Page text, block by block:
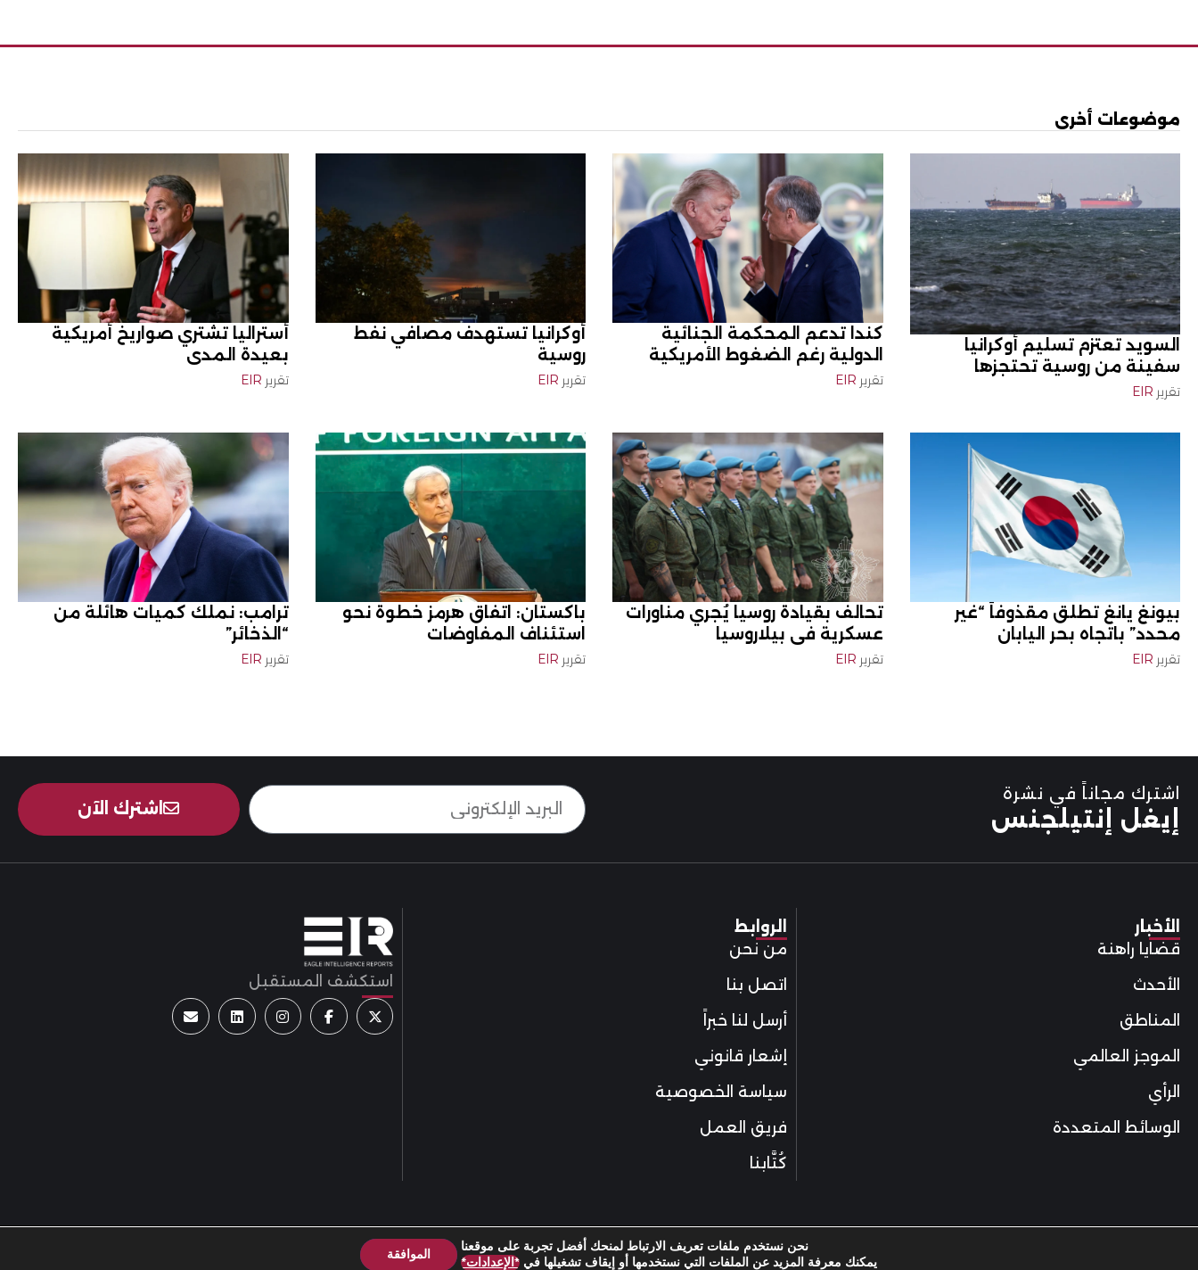
موضوعات أخرى
السويد تعتزم تسليم أوكرانيا
سفينة من روسية تحتجزها
تقرير EIR
كندا تدعم المحكمة الجنائية
الدولية رغم الضغوط الأمريكية
تقرير EIR
أوكرانيا تستهدف مصافي نفط
روسية
تقرير EIR
أستراليا تشتري صواريخ أمريكية
بعيدة المدى
تقرير EIR
بيونغ يانغ تطلق مقذوفاً “غير
محدد” باتجاه بحر اليابان
تقرير EIR
تحالف بقيادة روسيا يُجري مناورات
عسكرية في بيلاروسيا
تقرير EIR
باكستان: اتفاق هرمز خطوة نحو
استئناف المفاوضات
تقرير EIR
ترامب: نملك كميات هائلة من
“الذخائر”
تقرير EIR
اشترك مجاناً في نشرة
إيغل إنتيلجنس اشترك الآن
الأخبار
قضايا راهنة
الأحدث
المناطق
الموجز العالمي
الرأي
الوسائط المتعددة
الروابط
من نحن
اتصل بنا
أرسل لنا خبراً
إشعار قانوني
سياسة الخصوصية
فريق العمل
كُتَّابنا
استكشف المستقبل
نحن نستخدم ملفات تعريف الارتباط لمنحك أفضل تجربة على موقعنا
يمكنك معرفة المزيد عن الملفات التي نستخدمها أو إيقاف تشغيلها في *الإعدادات* الموافقة